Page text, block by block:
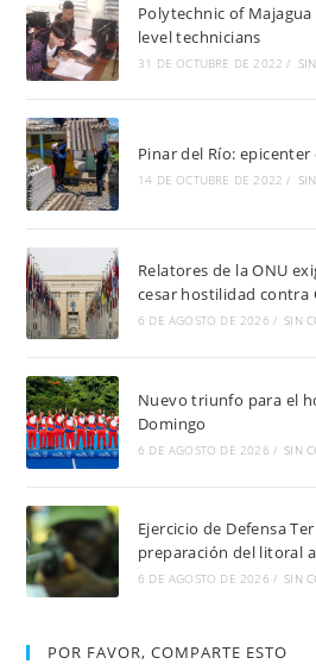
Polytechnic of
level technicians
31 DE OCTUBRE DE 2022 /
Pinar del Río:
14 DE OCTUBRE DE 2022 /
Relatores de la ONU
cesar hostilidad contra
6 DE AGOSTO DE 2026 / SIN
Nuevo triunfo para el
Domingo
6 DE AGOSTO DE 2026 / SIN
Ejercicio de Defensa
preparación del litoral
6 DE AGOSTO DE 2026 / SIN
POR FAVOR, COMPARTE ESTO